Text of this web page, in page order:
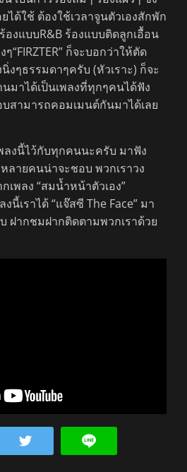
ได้ใช้ ต้องใช้เวลาจูนตัวเองสักพัก
งแบบR&B ร้องแบบติดลูกเอื้อน
ก็จะบอกว่าให้ตัด
งๆธรรมดาๆครับ (หัวเราะ) ก็จะ
มาได้เป็นเพลงที่ทุกๆคนได้ฟัง
สามารถคอมเมนต์กันมาได้เลย
ลงนี้ไว้กับทุกคนนะครับ มาฟัง
ลายคนน่าจะชอบ พวกเราวง
กเพลง “สมน้ำหน้าตัวเอง”
นี้เราได้ “แจ๊สซี The Face” มา
ฝากชมฝากติดตามพวกเราด้วย